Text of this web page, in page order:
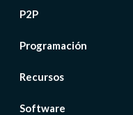
P2P
Programación
Recursos
Software